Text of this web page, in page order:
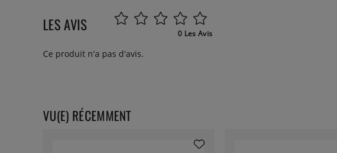
LES AVIS 0 Les Avis
Ce produit n'a pas d'avis.
VU(E) RÉCEMMENT